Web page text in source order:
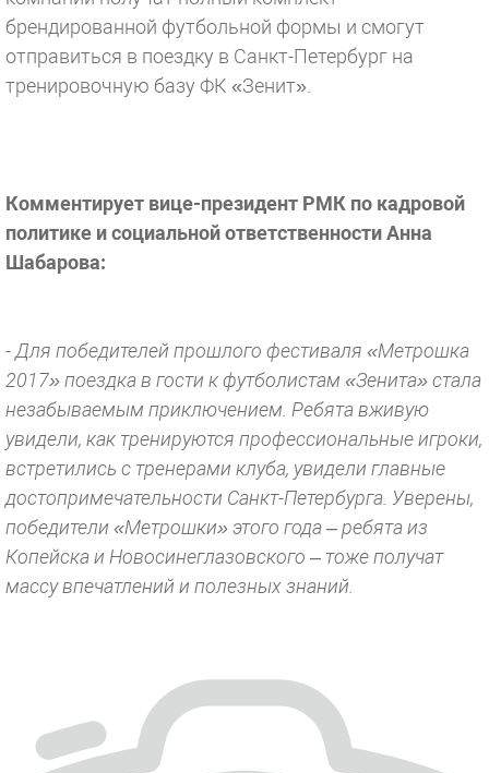
брендированной футбольной формы и смогут
отправиться в поездку в Санкт-Петербург на
тренировочную базу ФК «Зенит».
Комментирует вице-президент РМК по кадровой
политике и социальной ответственности Анна
Шабарова:
- Для победителей прошлого фестиваля «Метрошка
2017» поездка в гости к футболистам «Зенита» стала
незабываемым приключением. Ребята вживую
увидели, как тренируются профессиональные игроки,
встретились с тренерами клуба, увидели главные
достопримечательности Санкт-Петербурга. Уверены,
победители «Метрошки» этого года – ребята из
Копейска и Новосинеглазовского – тоже получат
массу впечатлений и полезных знаний.